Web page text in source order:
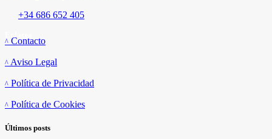
+34 686 652 405
Contacto
Aviso Legal
Política de Privacidad
Política de Cookies
Últimos posts